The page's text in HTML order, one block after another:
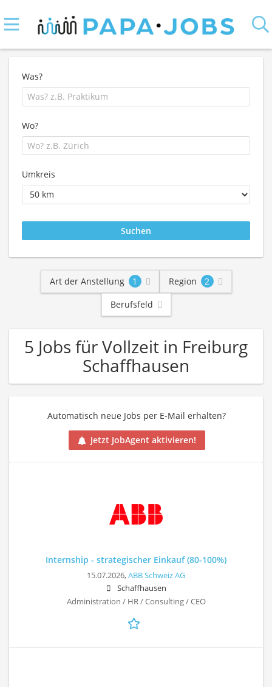
Was?
Wo?
Umkreis
Art der Anstellung 1 Region
2
Berufsfeld
5 Jobs für Vollzeit in Freiburg
Schaffhausen
Automatisch neue Jobs per E-Mail erhalten?
Jetzt JobAgent aktivieren!
Internship - strategischer Einkauf (80-100%)
15.07.2026,ABB Schweiz AG
Schaffhausen
Administration / HR / Consulting / CEO